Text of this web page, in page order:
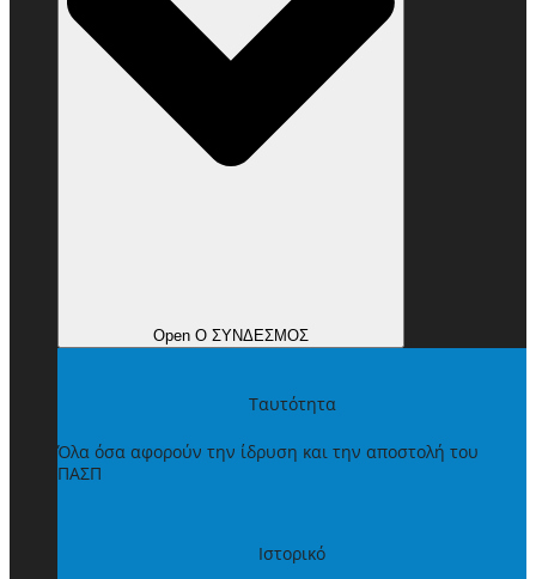
Open Ο ΣΥΝΔΕΣΜΟΣ
Ταυτότητα
Όλα όσα αφορούν την ίδρυση και την αποστολή του
ΠΑΣΠ
Ιστορικό